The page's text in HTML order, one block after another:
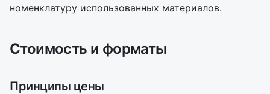
номенклатуру использованных материалов.
Стоимость и форматы
Принципы цены